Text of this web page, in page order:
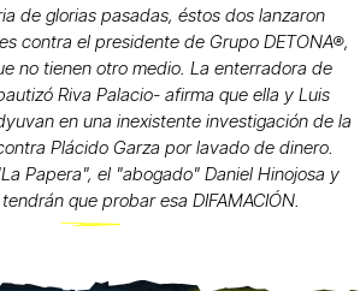
de glorias pasadas, éstos dos lanzaron
contra el presidente de Grupo DETONA®,
no tienen otro medio. La enterradora de
Riva Palacio- afirma que ella y Luis
en una inexistente investigación de la
Plácido Garza por lavado de dinero.
Papera", el "abogado" Daniel Hinojosa y
que probar esa DIFAMACIÓN.